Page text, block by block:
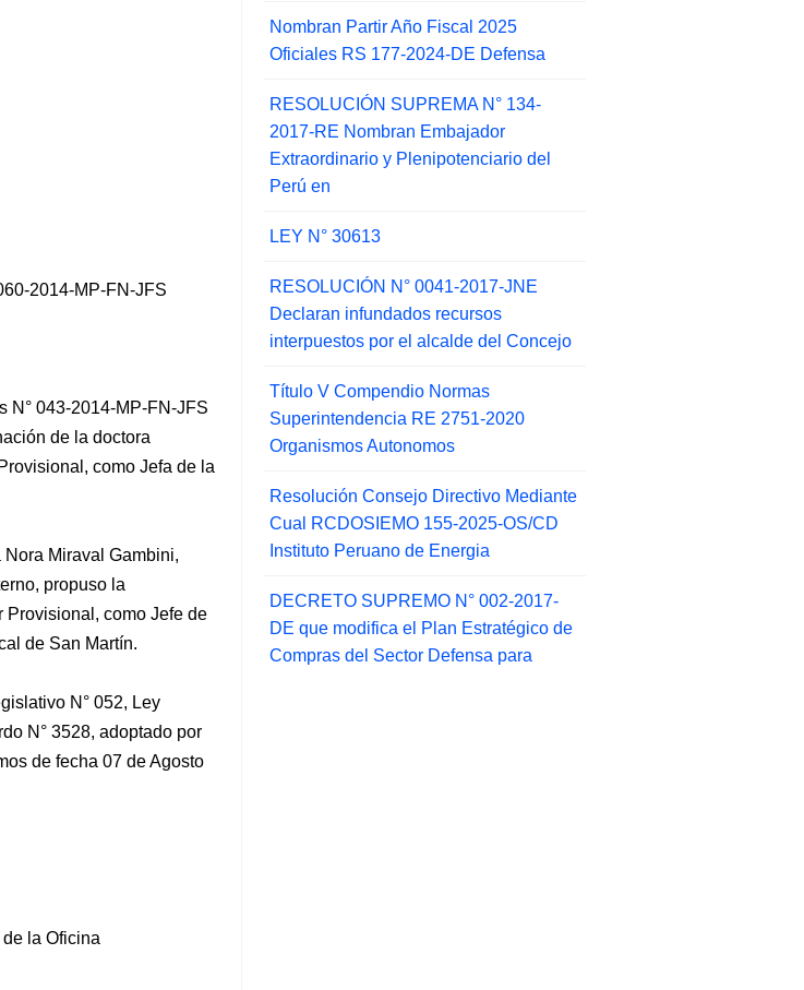
2014-MP-FN-JFS
N° 043-2014-MP-FN-JFS
de la doctora
como Jefa de la
Miraval Gambini,
propuso la
como Jefe de
de San Martín.
N° 052, Ley
N° 3528, adoptado por
de fecha 07 de Agosto
la Oficina
Nombran Partir Año Fiscal 2025
Oficiales RS 177-2024-DE Defensa
RESOLUCIÓN SUPREMA N° 134-
2017-RE Nombran Embajador
Extraordinario y Plenipotenciario del
Perú en
LEY N° 30613
RESOLUCIÓN N° 0041-2017-JNE
Declaran infundados recursos
interpuestos por el alcalde del Concejo
Título V Compendio Normas
Superintendencia RE 2751-2020
Organismos Autonomos
Resolución Consejo Directivo Mediante
Cual RCDOSIEMO 155-2025-OS/CD
Instituto Peruano de Energia
DECRETO SUPREMO N° 002-2017-
DE que modifica el Plan Estratégico de
Compras del Sector Defensa para